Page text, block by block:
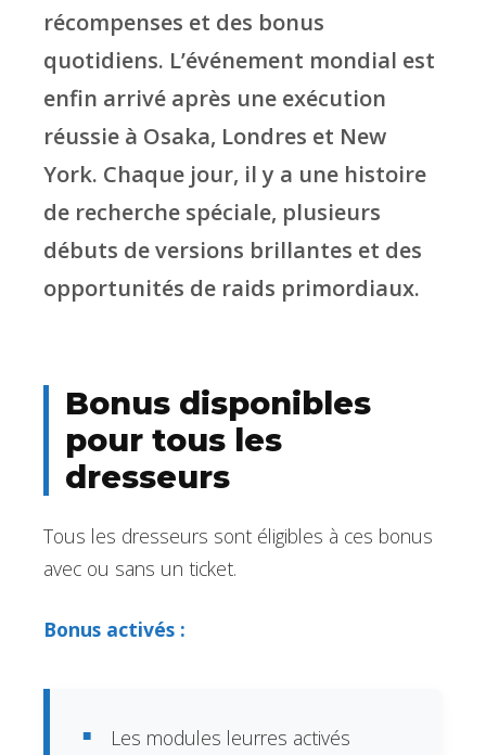
récompenses et des bonus
quotidiens. L’événement mondial est
enfin arrivé après une exécution
réussie à Osaka, Londres et New
York. Chaque jour, il y a une histoire
de recherche spéciale, plusieurs
débuts de versions brillantes et des
opportunités de raids primordiaux.
Bonus disponibles
pour tous les
dresseurs
Tous les dresseurs sont éligibles à ces bonus
avec ou sans un ticket.
Bonus activés :
Les modules leurres activés